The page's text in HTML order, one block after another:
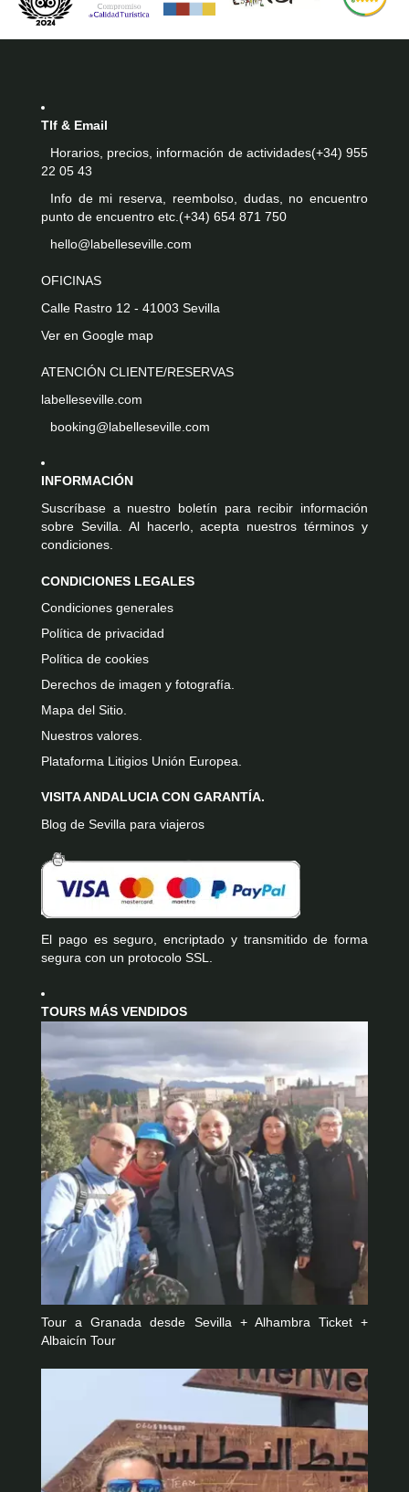
Tlf & Email
Horarios, precios, información de actividades(+34) 955
22 05 43
Info de mi reserva, reembolso, dudas, no encuentro
punto de encuentro etc. (+34) 654 871 750
hello@labelleseville.com
OFICINAS
Calle Rastro 12 - 41003 Sevilla
Ver en Google map
ATENCIÓN CLIENTE/RESERVAS
labelleseville.com
booking@labelleseville.com
INFORMACIÓN
Suscríbase a nuestro boletín para recibir información
sobre Sevilla. Al hacerlo, acepta nuestros términos y
condiciones.
CONDICIONES LEGALES
Condiciones generales
Política de privacidad
Política de cookies
Derechos de imagen y fotografía.
Mapa del Sitio.
Nuestros valores.
Plataforma Litigios Unión Europea.
VISITA ANDALUCIA CON GARANTÍA.
Blog de Sevilla para viajeros
El pago es seguro, encriptado y transmitido de forma
segura con un protocolo SSL.
TOURS MÁS VENDIDOS
Tour a Granada desde Sevilla + Alhambra Ticket +
Albaicín Tour